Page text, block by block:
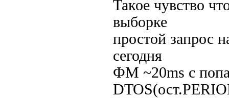
Такое чувство
выборке
простой запрос
сегодня
ФМ ~20ms с